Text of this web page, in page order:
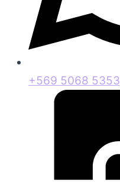
+569 5068 5353